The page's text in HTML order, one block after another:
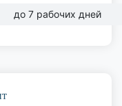
до 7 рабочих дней